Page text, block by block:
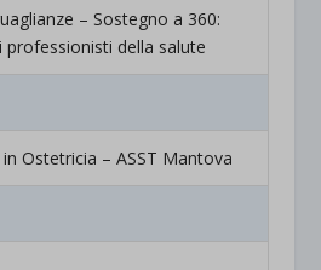
– Sostegno a 360:
della salute
Ostetricia – ASST Mantova